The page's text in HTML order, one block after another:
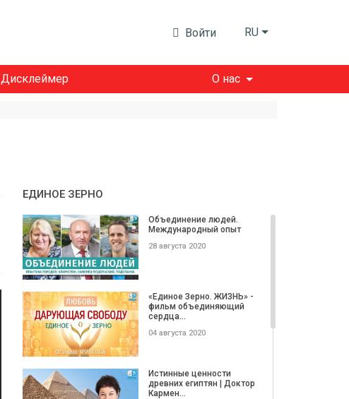
Войти RU
Дисклеймер О нас
ЕДИНОЕ ЗЕРНО
Объединение людей.
Международный опыт
28 августа 2020
«Единое Зерно. ЖИЗНЬ» -
фильм объединяющий
сердца...
04 августа 2020
Истинные ценности
древних египтян | Доктор
Кармен...